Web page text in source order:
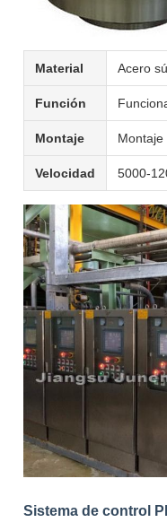
Material Acero
Función
Montaje Montaje
Velocidad 5000-
Sistema de control